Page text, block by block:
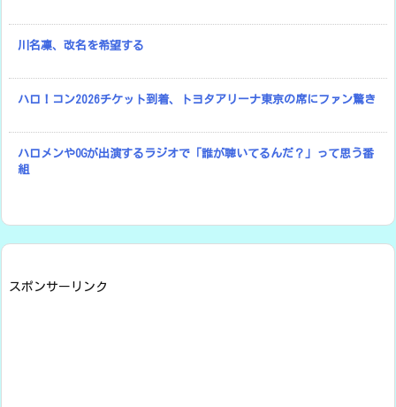
川名凜、改名を希望する
ハロ！コン2026チケット到着、トヨタアリーナ東京の席にファン驚き
ハロメンやOGが出演するラジオで「誰が聴いてるんだ？」って思う番
組
スポンサーリンク